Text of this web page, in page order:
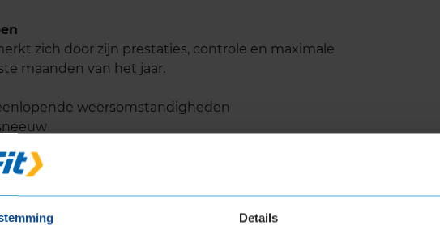
Details
zich door zijn prestaties, controle en maximale
maanden van het jaar.
weersomstandigheden
aquaplaning